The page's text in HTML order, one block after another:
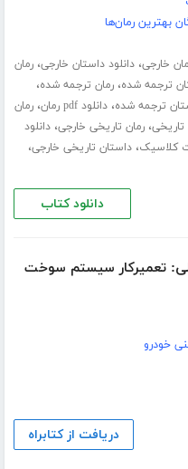
بهترین رمان‌ها
خارجی،دانلود داستان خارجی،رمان
ترجمه شده،رمان ترجمه شده،
ترجمه شده،دانلود pdf رمان ،رمان
تاریخی،رمان تاریخی خارجی،دانلود
کلاسیک،داستان تاریخی خارجی،
دانلود کتاب
تعمیرکار سیستم سوخت
خودرو
دریافت از کتابراه